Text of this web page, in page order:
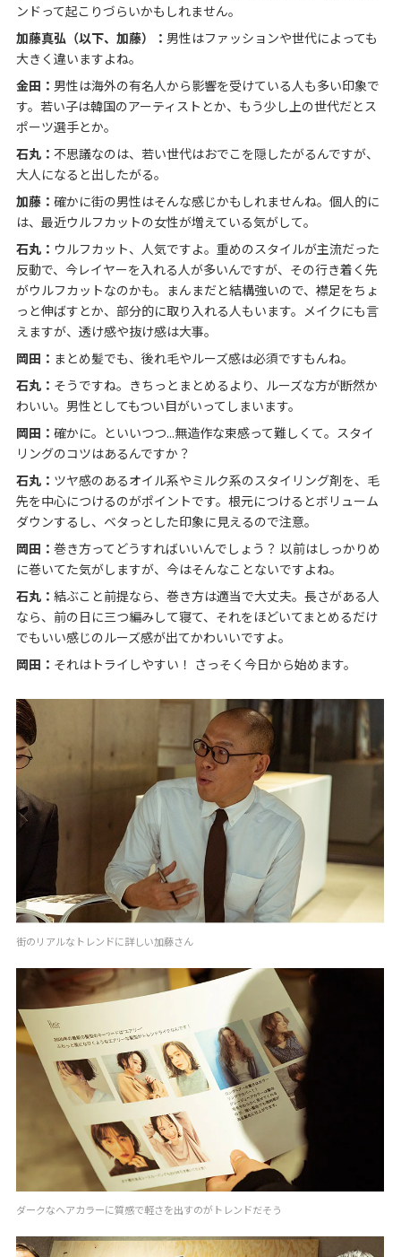
ンドって起こりづらいかもしれません。
加藤真弘（以下、加藤）： 男性はファッションや世代によっても
大きく違いますよね。
金田： 男性は海外の有名人から影響を受けている人も多い印象で
す。若い子は韓国のアーティストとか、もう少し上の世代だとス
ポーツ選手とか。
石丸： 不思議なのは、若い世代はおでこを隠したがるんですが、
大人になると出したがる。
加藤： 確かに街の男性はそんな感じかもしれませんね。個人的に
は、最近ウルフカットの女性が増えている気がして。
石丸： ウルフカット、人気ですよ。重めのスタイルが主流だった
反動で、今レイヤーを入れる人が多いんですが、その行き着く先
がウルフカットなのかも。まんまだと結構強いので、襟足をちょ
っと伸ばすとか、部分的に取り入れる人もいます。メイクにも言
えますが、透け感や抜け感は大事。
岡田： まとめ髪でも、後れ毛やルーズ感は必須ですもんね。
石丸： そうですね。きちっとまとめるより、ルーズな方が断然か
わいい。男性としてもつい目がいってしまいます。
岡田： 確かに。といいつつ...無造作な束感って難しくて。スタイ
リングのコツはあるんですか？
石丸： ツヤ感のあるオイル系やミルク系のスタイリング剤を、毛
先を中心につけるのがポイントです。根元につけるとボリューム
ダウンするし、ベタっとした印象に見えるので注意。
岡田： 巻き方ってどうすればいいんでしょう？ 以前はしっかりめ
に巻いてた気がしますが、今はそんなことないですよね。
石丸： 結ぶこと前提なら、巻き方は適当で大丈夫。長さがある人
なら、前の日に三つ編みして寝て、それをほどいてまとめるだけ
でもいい感じのルーズ感が出てかわいいですよ。
岡田： それはトライしやすい！ さっそく今日から始めます。
街のリアルなトレンドに詳しい加藤さん
ダークなヘアカラーに質感で軽さを出すのがトレンドだそう